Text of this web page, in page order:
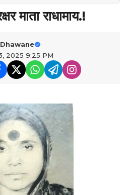
माता राधामाय.!
2025 9:25 PM